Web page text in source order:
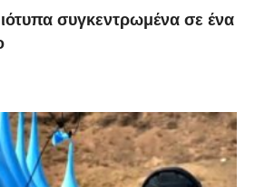
συγκεντρωμένα σε ένα